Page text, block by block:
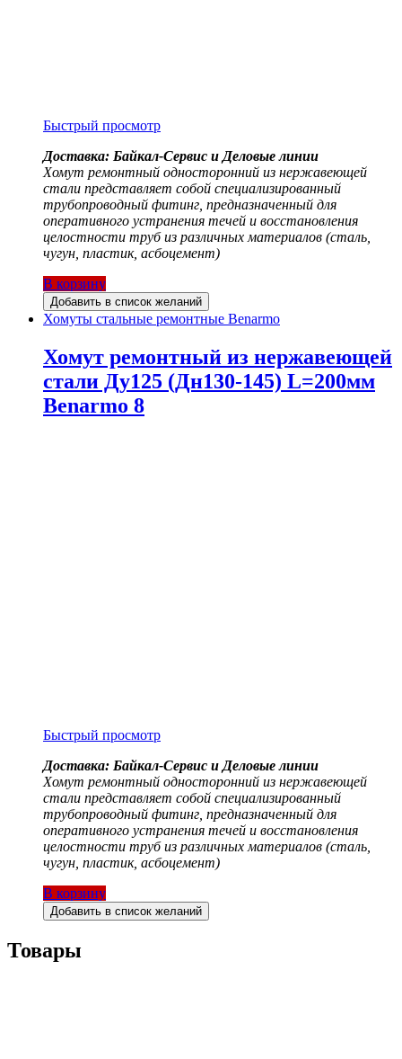
Быстрый просмотр
Доставка: Байкал-Сервис и Деловые линии
Хомут ремонтный односторонний из нержавеющей
стали представляет собой специализированный
трубопроводный фитинг, предназначенный для
оперативного устранения течей и восстановления
целостности труб из различных материалов (сталь,
чугун, пластик, асбоцемент)
В корзину
Добавить в список желаний
Хомуты стальные ремонтные Benarmo
Хомут ремонтный из нержавеющей
стали Ду125 (Дн130-145) L=200мм
Benarmo 8
Быстрый просмотр
Доставка: Байкал-Сервис и Деловые линии
Хомут ремонтный односторонний из нержавеющей
стали представляет собой специализированный
трубопроводный фитинг, предназначенный для
оперативного устранения течей и восстановления
целостности труб из различных материалов (сталь,
чугун, пластик, асбоцемент)
В корзину
Добавить в список желаний
Товары